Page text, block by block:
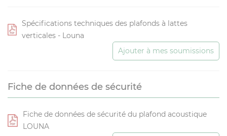
Spécifications techniques des plafonds à lattes
verticales - Louna
Ajouter à mes soumissions
Fiche de données de sécurité
Fiche de données de sécurité du plafond acoustique
LOUNA